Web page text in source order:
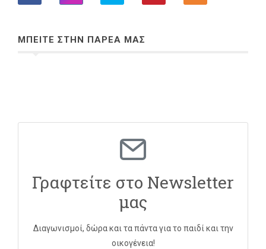
ΜΠΕΙΤΕ ΣΤΗΝ ΠΑΡΕΑ ΜΑΣ
Γραφτείτε στο Newsletter
μας
Διαγωνισμοί, δώρα και τα πάντα για το παιδί και την
οικογένεια!